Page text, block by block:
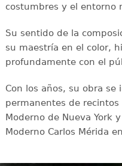
costumbres y el entorno
Su sentido de la
su maestría en el color,
profundamente con el
Con los años, su obra se
permanentes de
Moderno de Nueva York
Moderno Carlos Mérida